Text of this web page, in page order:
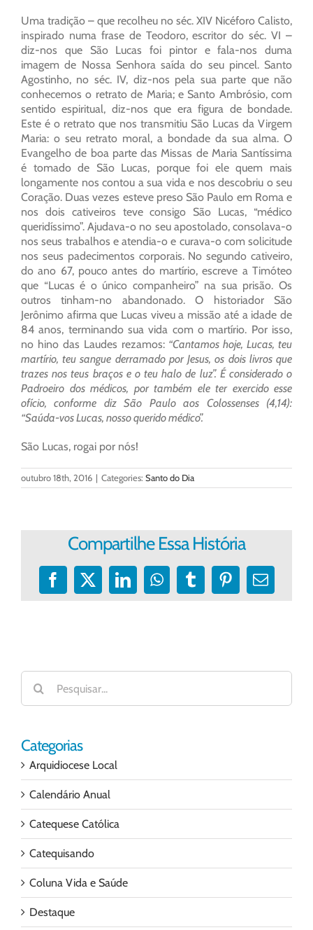
Uma tradição – que recolheu no séc. XIV Nicéforo Calisto,
inspirado numa frase de Teodoro, escritor do séc. VI –
diz-nos que São Lucas foi pintor e fala-nos duma
imagem de Nossa Senhora saída do seu pincel. Santo
Agostinho, no séc. IV, diz-nos pela sua parte que não
conhecemos o retrato de Maria; e Santo Ambrósio, com
sentido espiritual, diz-nos que era figura de bondade.
Este é o retrato que nos transmitiu São Lucas da Virgem
Maria: o seu retrato moral, a bondade da sua alma. O
Evangelho de boa parte das Missas de Maria Santíssima
é tomado de São Lucas, porque foi ele quem mais
longamente nos contou a sua vida e nos descobriu o seu
Coração. Duas vezes esteve preso São Paulo em Roma e
nos dois cativeiros teve consigo São Lucas, “médico
queridíssimo”. Ajudava-o no seu apostolado, consolava-o
nos seus trabalhos e atendia-o e curava-o com solicitude
nos seus padecimentos corporais. No segundo cativeiro,
do ano 67, pouco antes do martírio, escreve a Timóteo
que “Lucas é o único companheiro” na sua prisão. Os
outros tinham-no abandonado. O historiador São
Jerônimo afirma que Lucas viveu a missão até a idade de
84 anos, terminando sua vida com o martírio. Por isso,
no hino das Laudes rezamos: “Cantamos hoje, Lucas, teu
martírio, teu sangue derramado por Jesus, os dois livros que
trazes nos teus braços e o teu halo de luz”. É considerado o
Padroeiro dos médicos, por também ele ter exercido esse
ofício, conforme diz São Paulo aos Colossenses (4,14):
“Saúda-vos Lucas, nosso querido médico”.
São Lucas, rogai por nós!
outubro 18th, 2016 | Categories: Santo do Dia
Compartilhe Essa História
Facebook
X LinkedInWhatsApp
TumblrPinterest
E-
Buscar
resultados
para:
Categorias
Arquidiocese Local
Calendário Anual
Catequese Católica
Catequisando
Coluna Vida e Saúde
Destaque